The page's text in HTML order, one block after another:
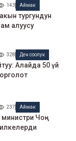
143 Аймак
тургундун
алуусу
328 Ден соолук
Алайда 50 үй
237 Аймак
Чоң-